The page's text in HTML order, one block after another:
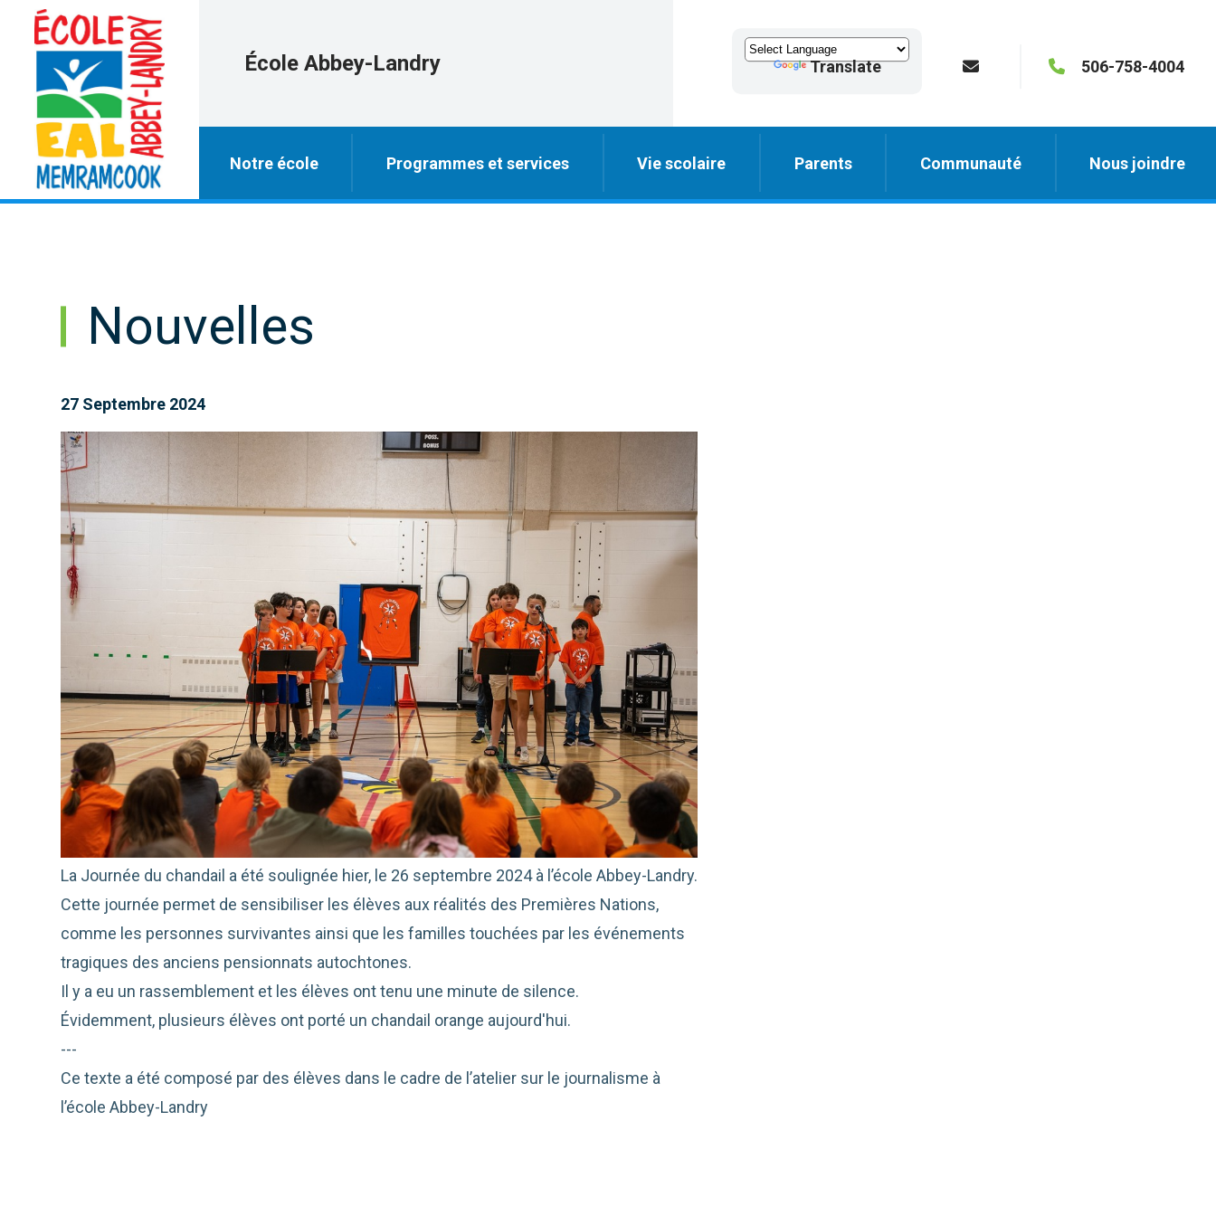
École Abbey-Landry Translate 506-758-4004
Notre école Programmes et services Vie scolaire Parents Communauté Nous joindre
Nouvelles
27 Septembre 2024
La Journée du chandail a été soulignée hier, le 26 septembre 2024 à l’école Abbey-Landry.
Cette journée permet de sensibiliser les élèves aux réalités des Premières Nations,
comme les personnes survivantes ainsi que les familles touchées par les événements
tragiques des anciens pensionnats autochtones.
Il y a eu un rassemblement et les élèves ont tenu une minute de silence.
Évidemment, plusieurs élèves ont porté un chandail orange aujourd'hui.
---
Cetexte a été composé par des élèves dans le cadre de l’atelier sur le journalisme à
l’école Abbey-Landry